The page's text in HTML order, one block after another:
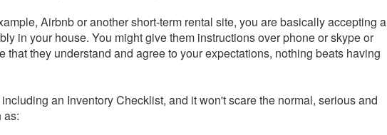
Airbnb or another short-term rental site, you are basically accepting a
in your house. You might give them instructions over phone or skype or
they understand and agree to your expectations, nothing beats having
an Inventory Checklist, and it won't scare the normal, serious and
as: